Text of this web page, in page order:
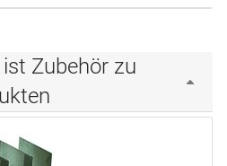
Zubehör zu